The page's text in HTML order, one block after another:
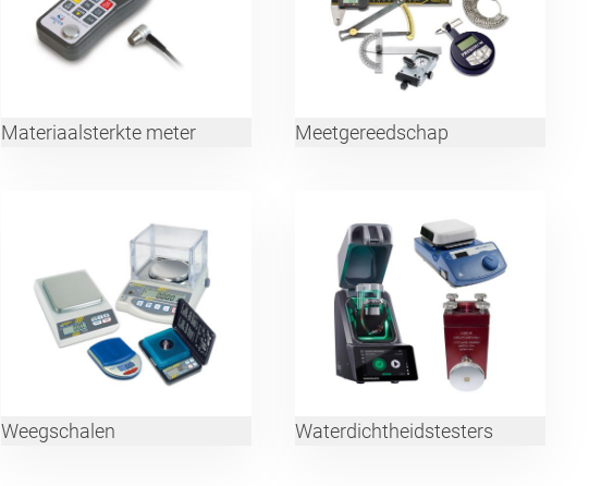
Materiaalsterkte meter Meetgereedschap
Weegschalen Waterdichtheidstesters